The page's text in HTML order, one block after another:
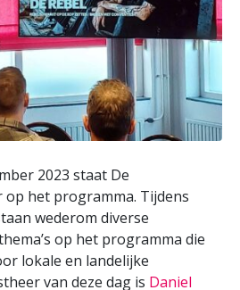
2023 staat De
op het programma. Tijdens
wederom diverse
op het programma die
lokale en landelijke
van deze dag is Daniel